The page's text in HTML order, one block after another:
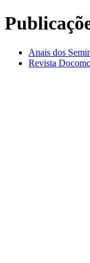
Anais dos
Revista